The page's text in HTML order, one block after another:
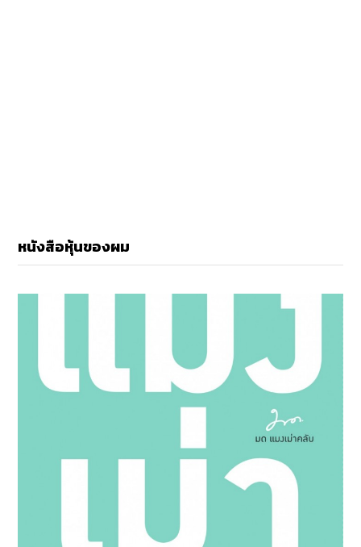
หนังสือหุ้นของผม